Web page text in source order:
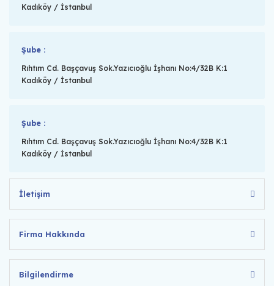
Kadıköy / İstanbul
Şube :
Rıhtım Cd. Başçavuş Sok.Yazıcıoğlu İşhanı No:4/32B K:1
Kadıköy / İstanbul
Şube :
Rıhtım Cd. Başçavuş Sok.Yazıcıoğlu İşhanı No:4/32B K:1
Kadıköy / İstanbul
İletişim
Firma Hakkında
Bilgilendirme